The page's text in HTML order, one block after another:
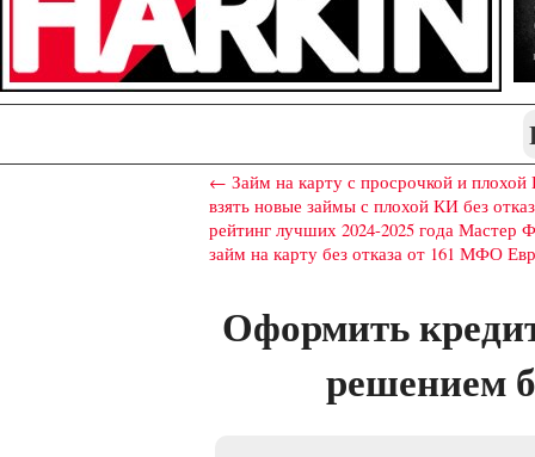
← Займ на карту с просрочкой и
взять новые займы с плохой КИ без
рейтинг лучших 2024-2025 года
займ на карту без отказа от 161 МФО
Оформить
решением